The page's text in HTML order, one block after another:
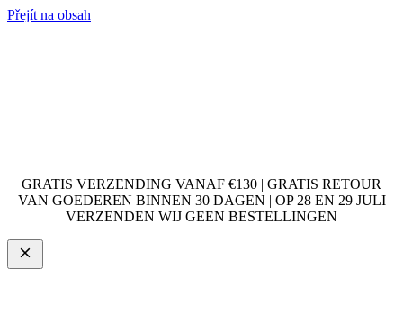
Přejít na obsah
GRATIS VERZENDING VANAF €130 | GRATIS RETOUR
VAN GOEDEREN BINNEN 30 DAGEN | OP 28 EN 29 JULI
VERZENDEN WIJ GEEN BESTELLINGEN